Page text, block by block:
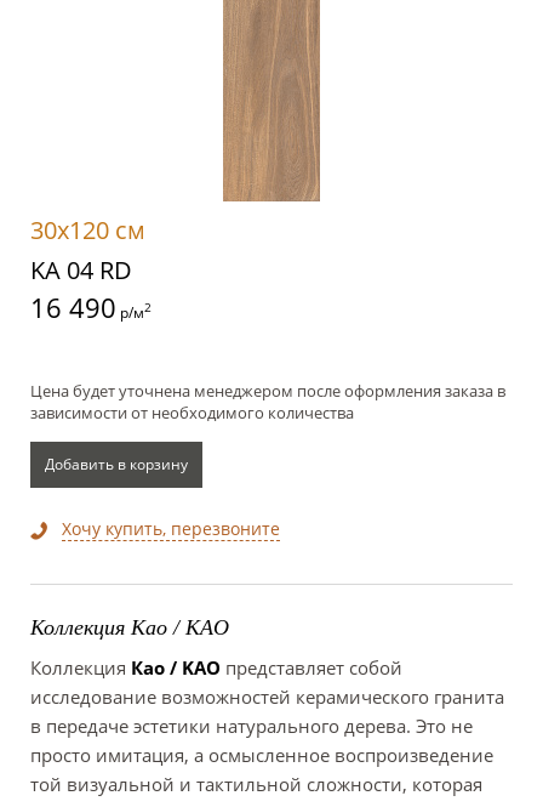
30x120 см
KA 04 RD
16 490 р/м2
Цена будет уточнена менеджером после оформления заказа в
зависимости от необходимого количества
Добавить в корзину
Хочу купить, перезвоните
Коллекция Као / KAO
Коллекция Као / KAO представляет собой
исследование возможностей керамического гранита
в передаче эстетики натурального дерева. Это не
просто имитация, а осмысленное воспроизведение
той визуальной и тактильной сложности, которая